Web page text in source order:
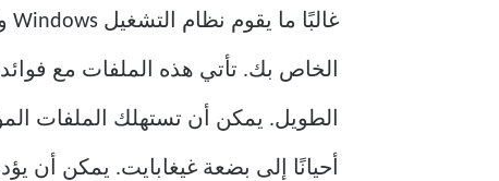
الخاص بك. تأتي هذه الملفات مع
الطويل. يمكن أن تستهلك الملفات
أحيانًا إلى بضعة غيغابايت. يمكن أن